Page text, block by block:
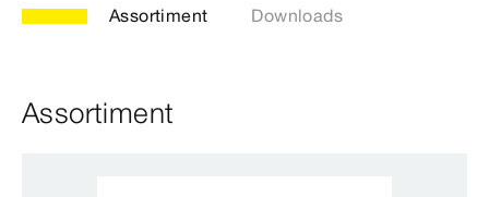
Assortiment Downloads
Assortiment